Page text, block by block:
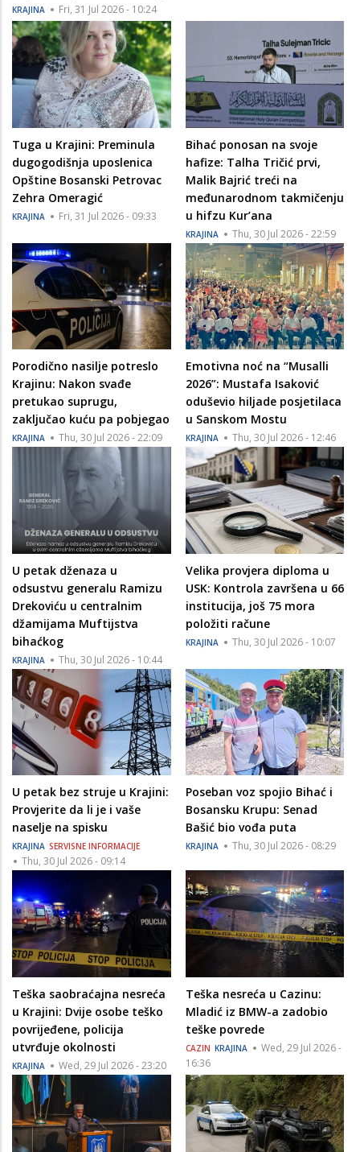
KRAJINA Fri, 31 Jul 2026 - 10:24
Tuga u Krajini: Preminula
dugogodišnja uposlenica
Opštine Bosanski Petrovac
Zehra Omeragić
KRAJINA Fri, 31 Jul 2026 - 09:33
Bihać ponosan na svoje
hafize: Talha Tričić prvi,
Malik Bajrić treći na
međunarodnom takmičenju
u hifzu Kur’ana
KRAJINA Thu, 30 Jul 2026 - 22:59
Porodično nasilje potreslo
Krajinu: Nakon svađe
pretukao suprugu,
zaključao kuću pa pobjegao
KRAJINA Thu, 30 Jul 2026 - 22:09
Emotivna noć na “Musalli
2026”: Mustafa Isaković
oduševio hiljade posjetilaca
u Sanskom Mostu
KRAJINA Thu, 30 Jul 2026 - 12:46
U petak dženaza u
odsustvu generalu Ramizu
Drekoviću u centralnim
džamijama Muftijstva
bihaćkog
KRAJINA Thu, 30 Jul 2026 - 10:44
Velika provjera diploma u
USK: Kontrola završena u 66
institucija, još 75 mora
položiti račune
KRAJINA Thu, 30 Jul 2026 - 10:07
U petak bez struje u Krajini:
Provjerite da li je i vaše
naselje na spisku
KRAJINA SERVISNE INFORMACIJE
Thu, 30 Jul 2026 - 09:14
Poseban voz spojio Bihać i
Bosansku Krupu: Senad
Bašić bio vođa puta
KRAJINA Thu, 30 Jul 2026 - 08:29
Teška saobraćajna nesreća
u Krajini: Dvije osobe teško
povrijeđene, policija
utvrđuje okolnosti
KRAJINA Wed, 29 Jul 2026 - 23:20
Teška nesreća u Cazinu:
Mladić iz BMW-a zadobio
teške povrede
CAZIN KRAJINA
Wed, 29 Jul 2026 -
16:36